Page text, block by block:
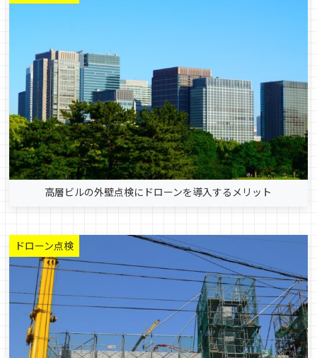
高層ビルの外壁点検にドローンを導入するメリット
ドローン点検